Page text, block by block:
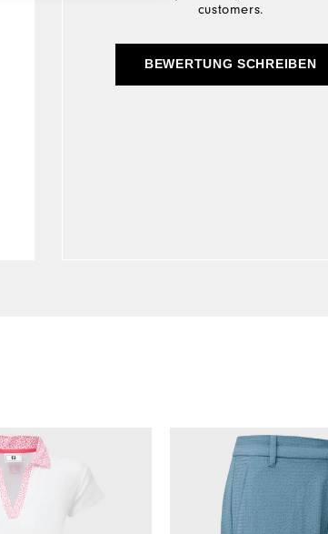
customers.
BEWERTUNG SCHREIBEN